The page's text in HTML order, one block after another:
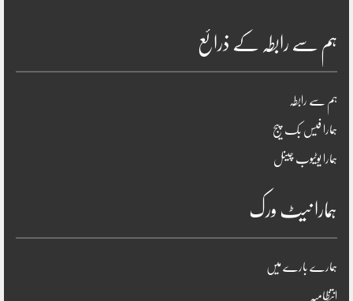
ہم سے رابطہ کے ذرائع
ہم سے رابطہ
ہمارا فیس بک پیج
ہمارا یوٹیوب چینل
ہمارا نیٹ ورک
ہمارے بارے میں
انتظامیہ